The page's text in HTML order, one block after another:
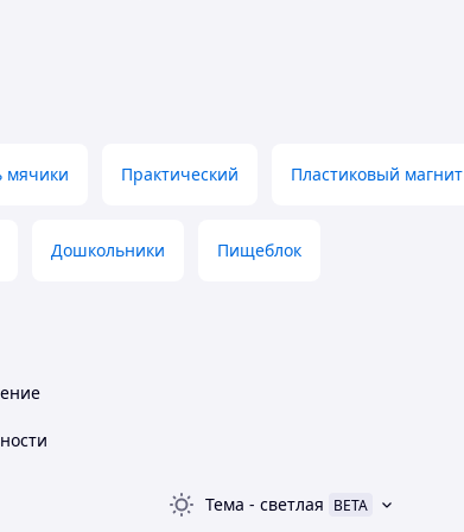
Они не боятся воды и моющих средств.
мячики Практический Пластиковый магнит
Дошкольники Пищеблок
Тема - светлая BETA